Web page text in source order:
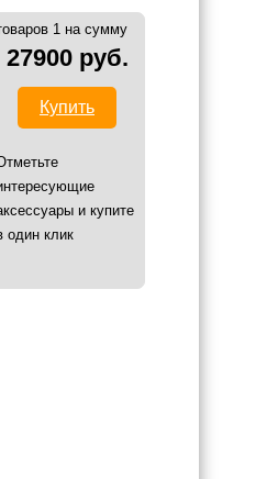
1 на сумму
27900 руб.
Купить
и купите
один клик